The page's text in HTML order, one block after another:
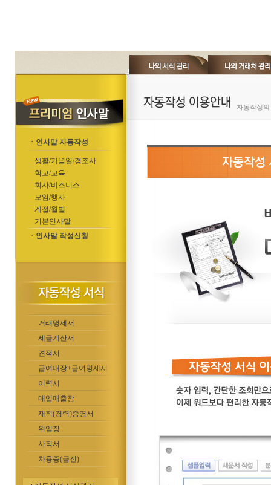
ㆍ인사말 자동작성
생활/기념일/경조사
학교/교육
회사/비즈니스
모임/행사
계절/월별
기본인사말
ㆍ인사말 작성신청
거래명세서
세금계산서
견적서
급여대장+급여명세서
이력서
매입매출장
재직(경력)증명서
위임장
사직서
차용증(금전)
자동작성